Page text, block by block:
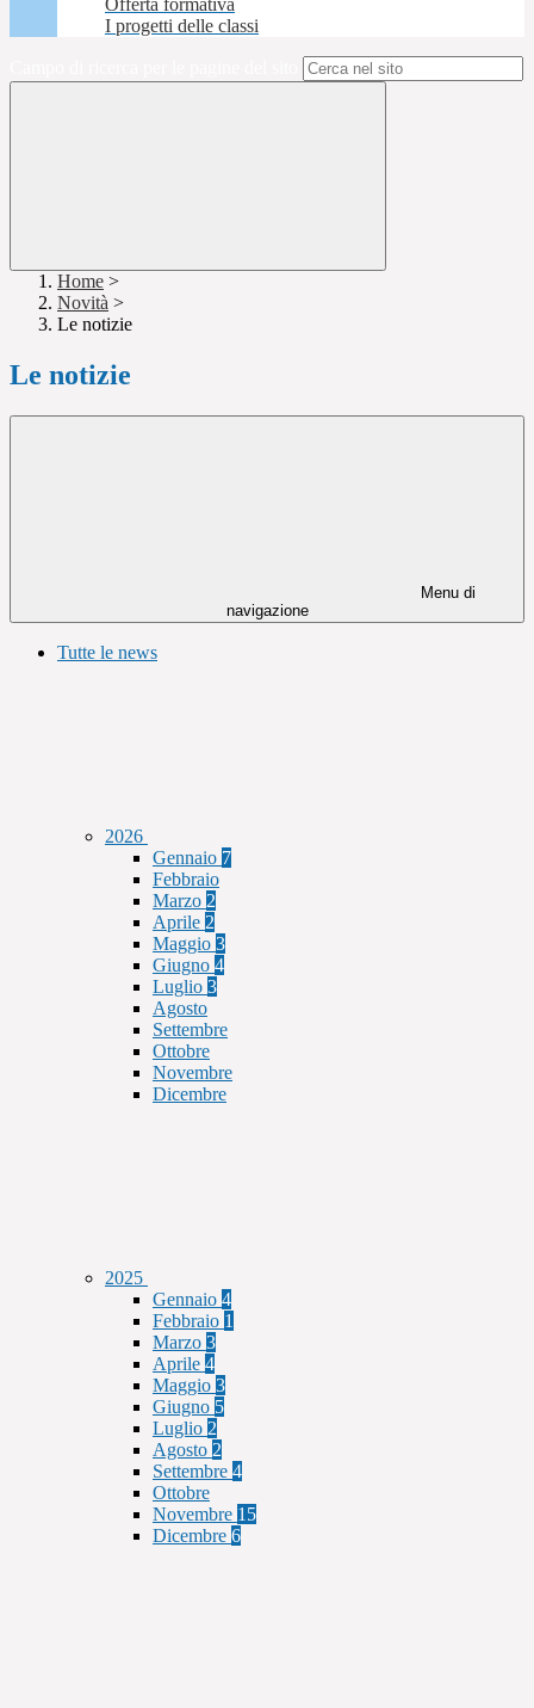
Offerta formativa
I progetti delle classi
Home >
Novità >
Le notizie
Le notizie
Menu di
navigazione
Tutte le news
2026
Gennaio 7
Febbraio
Marzo 2
Aprile 2
Maggio 3
Giugno 4
Luglio 3
Agosto
Settembre
Ottobre
Novembre
Dicembre
2025
Gennaio 4
Febbraio 1
Marzo 3
Aprile 4
Maggio 3
Giugno 5
Luglio 2
Agosto 2
Settembre 4
Ottobre
Novembre 15
Dicembre 6